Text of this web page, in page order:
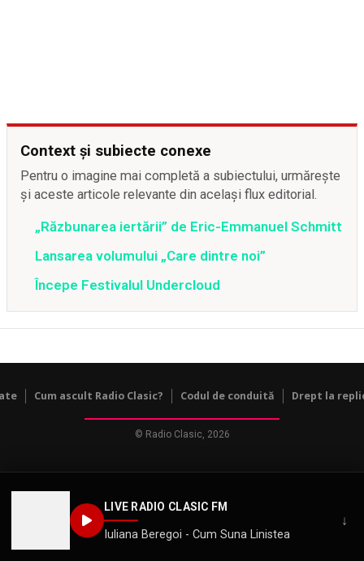
LIVE RADIO CLASIC FM
Iuliana Beregoi - Cum Suna Linistea
↓
Context și subiecte conexe
Pentru o imagine mai completă a subiectului, urmărește
și aceste articole relevante din același flux editorial.
„Răzbunarea iertării” de Eric-Emmanuel Schmitt
Lansarea volumului „Care dintre noi”
Începe Festivalul Undercloud
Cum ascult Radio Clasic? Codul de conduită Drept la
© Radio Clasic, 2026